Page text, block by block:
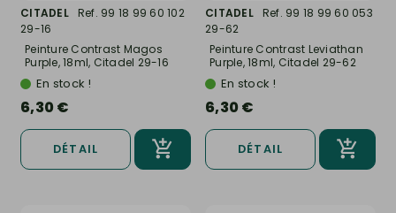
CITADEL
Ref. 99 18 99 60 102
29-16
Peinture Contrast Magos
Purple, 18ml, Citadel 29-16
En stock !
6,30 €
DÉTAIL
CITADEL
Ref. 99 18 99 60 053
29-62
Peinture Contrast Leviathan
Purple, 18ml, Citadel 29-62
En stock !
6,30 €
DÉTAIL